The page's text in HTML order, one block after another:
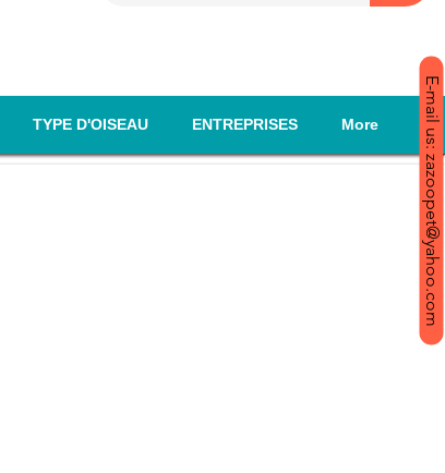
E-mail us: zazoopet@yahoo.com
TYPE D'OISEAU ENTREPRISES More